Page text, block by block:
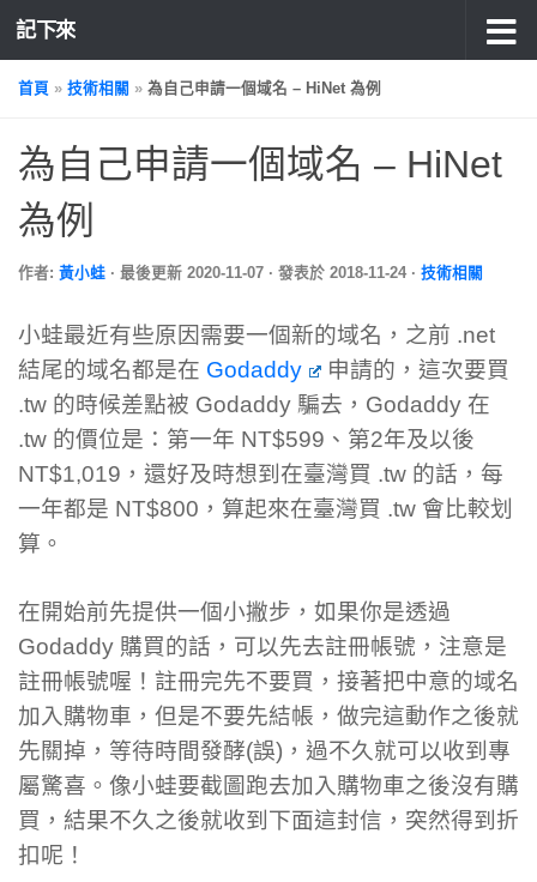
記下來
首頁 » 技術相關 » 為自己申請一個域名 – HiNet 為例
為自己申請一個域名 – HiNet
為例
作者: 黃小蛙 · 最後更新 2020-11-07 · 發表於 2018-11-24 · 技術相關
小蛙最近有些原因需要一個新的域名，之前 .net
結尾的域名都是在 Godaddy
申請的，這次要買
.tw 的時候差點被 Godaddy 騙去，Godaddy 在
.tw 的價位是：第一年 NT$599、第2年及以後
NT$1,019，還好及時想到在臺灣買 .tw 的話，每
一年都是 NT$800，算起來在臺灣買 .tw 會比較划
算。
在開始前先提供一個小撇步，如果你是透過
Godaddy 購買的話，可以先去註冊帳號，注意是
註冊帳號喔！註冊完先不要買，接著把中意的域名
加入購物車，但是不要先結帳，做完這動作之後就
先關掉，等待時間發酵(誤)，過不久就可以收到專
屬驚喜。像小蛙要截圖跑去加入購物車之後沒有購
買，結果不久之後就收到下面這封信，突然得到折
扣呢！